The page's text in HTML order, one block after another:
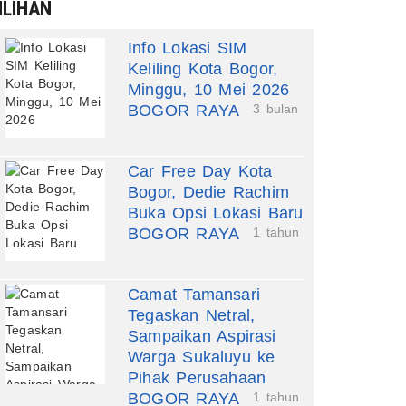
Info Lokasi SIM
Keliling Kota Bogor,
Minggu, 10 Mei 2026
BOGOR RAYA
3 bulan
Car Free Day Kota
Bogor, Dedie Rachim
Buka Opsi Lokasi Baru
BOGOR RAYA
1 tahun
Camat Tamansari
Tegaskan Netral,
Sampaikan Aspirasi
Warga Sukaluyu ke
Pihak Perusahaan
BOGOR RAYA
1 tahun